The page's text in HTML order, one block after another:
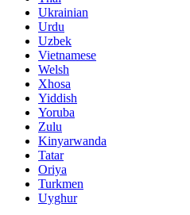
Ukrainian
Urdu
Uzbek
Vietnamese
Welsh
Xhosa
Yiddish
Yoruba
Zulu
Kinyarwanda
Tatar
Oriya
Turkmen
Uyghur